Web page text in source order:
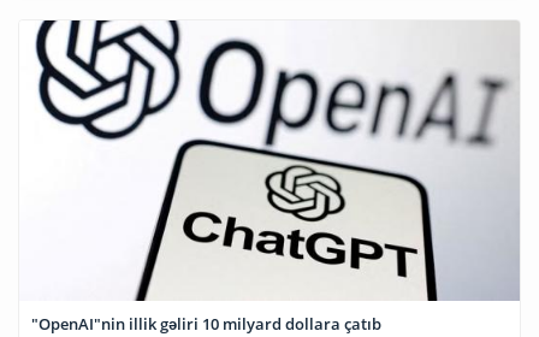
"OpenAI"nin illik gəliri 10 milyard dollara çatıb